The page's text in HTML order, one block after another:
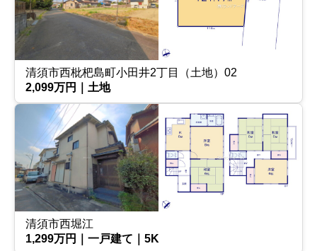
清須市西枇杷島町小田井2丁目（土地）02
2,099万円｜土地
清須市西堀江
1,299万円｜一戸建て｜5K